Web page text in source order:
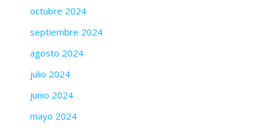
octubre 2024
septiembre 2024
agosto 2024
julio 2024
junio 2024
mayo 2024